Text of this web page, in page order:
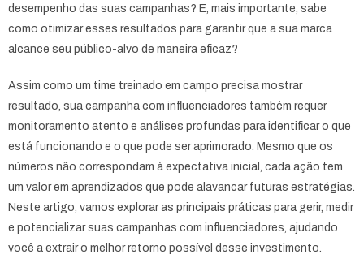
desempenho das suas campanhas? E, mais importante, sabe
como otimizar esses resultados para garantir que a sua marca
alcance seu público-alvo de maneira eficaz?
Assim como um time treinado em campo precisa mostrar
resultado, sua campanha com influenciadores também requer
monitoramento atento e análises profundas para identificar o que
está funcionando e o que pode ser aprimorado. Mesmo que os
números não correspondam à expectativa inicial, cada ação tem
um valor em aprendizados que pode alavancar futuras estratégias.
Neste artigo, vamos explorar as principais práticas para gerir, medir
e potencializar suas campanhas com influenciadores, ajudando
você a extrair o melhor retorno possível desse investimento.